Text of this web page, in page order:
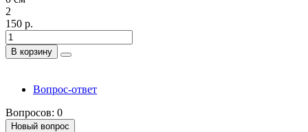
2
150 р.
В корзину
Вопрос-ответ
Вопросов: 0
Новый вопрос